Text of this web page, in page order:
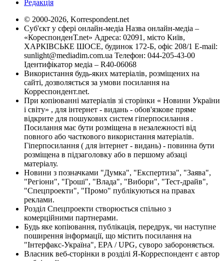
Редакція
© 2000-2026, Korrespondent.net
Суб'єкт у сфері онлайн-медіа Назва онлайн-медіа –
«КореспонденТ.net» Адреса: 02091, місто Київ,
ХАРКІВСЬКЕ ШОСЕ, будинок 172-Б, офіс 208/1 E-mail:
sunlight@mediadim.com.ua Телефон: 044-205-43-00
Ідентифікатор медіа – R40-06068
Використання будь-яких матеріалів, розміщених на
сайті, дозволяється за умови посилання на
Корреспондент.net.
При копіюванні матеріалів зі сторінки « Новини України
і світу» , для інтернет - видань - обов'язкове пряме
відкрите для пошукових систем гіперпосилання .
Посилання має бути розміщена в незалежності від
повного або часткового використання матеріалів.
Гіперпосилання ( для інтернет - видань) - повинна бути
розміщена в підзаголовку або в першому абзаці
матеріалу.
Новини з позначками "Думка", "Експертиза", "Заява",
"Регіони", "Гроші", "Влада", "Вибори", "Тест-драйв",
"Спецпроекти", "Промо" публікуються на правах
реклами.
Розділ Спецпроекти створюється спільно з
комерційними партнерами.
Будь яке копіювання, публікація, передрук, чи наступне
поширення інформації, що містить посилання на
"Інтерфакс-Україна", EPA / UPG, суворо забороняється.
Власник веб-сторінки в розділі Я-Корреспондент є автор